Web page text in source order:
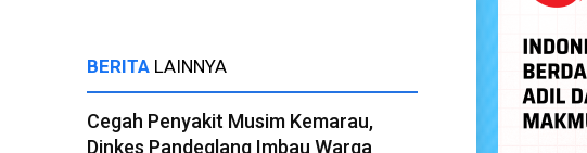
BERITA LAINNYA
Cegah Penyakit Musim Kemarau,
Dinkes Pandeglang Imbau Warga